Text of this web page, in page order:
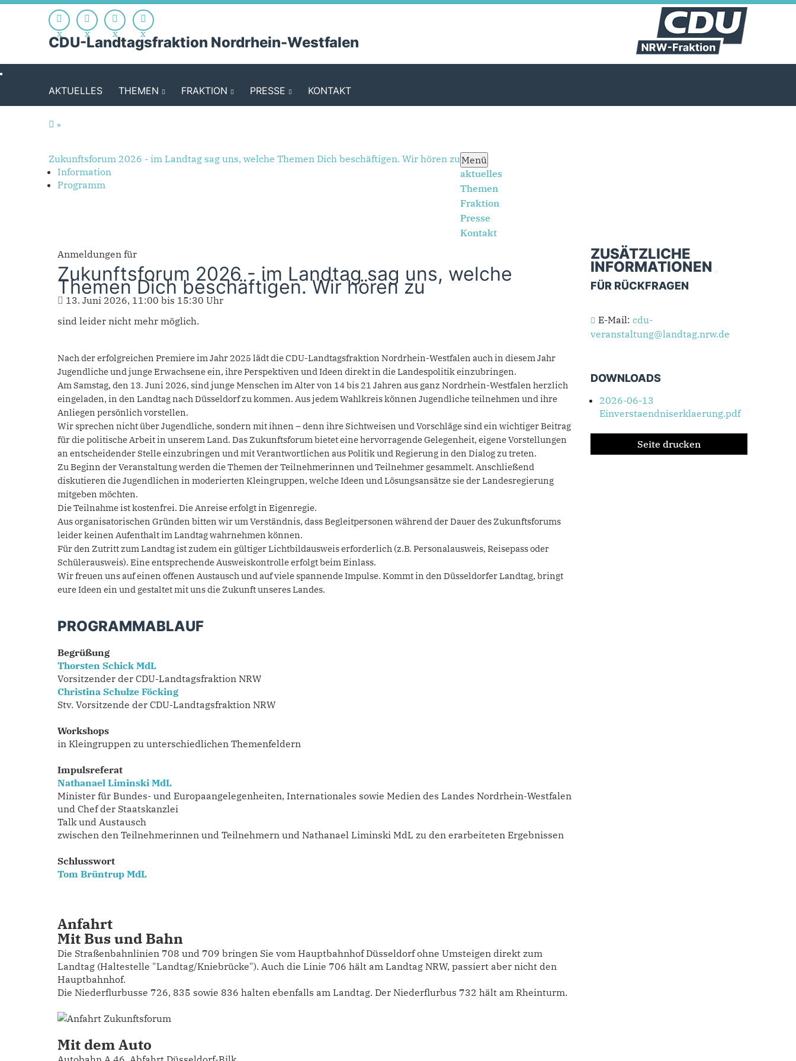
Springe direkt zum Hauptinhalt der SeiteSpringe direkt zur FußzeileSpringe direkt zum Menü
x x x x
CDU-Landtagsfraktion Nordrhein-Westfalen
AKTUELLES THEMEN FRAKTION PRESSE KONTAKT
Menü
aktuelles
Themen
Fraktion
Presse
Kontakt
Zukunftsforum 2026 - im Landtag sag uns, welche
Themen Dich beschäftigen. Wir hören zu
Anmeldungen für
13. Juni 2026, 11:00 bis 15:30 Uhr
sind leider nicht mehr möglich.
Nach der erfolgreichen Premiere im Jahr 2025 lädt die CDU-Landtagsfraktion Nordrhein-Westfalen auch in diesem Jahr
Jugendliche und junge Erwachsene ein, ihre Perspektiven und Ideen direkt in die Landespolitik einzubringen.
Am Samstag, den 13. Juni 2026, sind junge Menschen im Alter von 14 bis 21 Jahren aus ganz Nordrhein-Westfalen herzlich
eingeladen, in den Landtag nach Düsseldorf zu kommen. Aus jedem Wahlkreis können Jugendliche teilnehmen und ihre
Anliegen persönlich vorstellen.
Wir sprechen nicht über Jugendliche, sondern mit ihnen – denn ihre Sichtweisen und Vorschläge sind ein wichtiger Beitrag
für die politische Arbeit in unserem Land. Das Zukunftsforum bietet eine hervorragende Gelegenheit, eigene Vorstellungen
an entscheidender Stelle einzubringen und mit Verantwortlichen aus Politik und Regierung in den Dialog zu treten.
Zu Beginn der Veranstaltung werden die Themen der Teilnehmerinnen und Teilnehmer gesammelt. Anschließend
diskutieren die Jugendlichen in moderierten Kleingruppen, welche Ideen und Lösungsansätze sie der Landesregierung
mitgeben möchten.
Die Teilnahme ist kostenfrei. Die Anreise erfolgt in Eigenregie.
Aus organisatorischen Gründen bitten wir um Verständnis, dass Begleitpersonen während der Dauer des Zukunftsforums
leider keinen Aufenthalt im Landtag wahrnehmen können.
Für den Zutritt zum Landtag ist zudem ein gültiger Lichtbildausweis erforderlich (z.B. Personalausweis, Reisepass oder
Schülerausweis). Eine entsprechende Ausweiskontrolle erfolgt beim Einlass.
Wir freuen uns auf einen offenen Austausch und auf viele spannende Impulse. Kommt in den Düsseldorfer Landtag, bringt
eure Ideen ein und gestaltet mit uns die Zukunft unseres Landes.
PROGRAMMABLAUF
Begrüßung
Thorsten Schick MdL
Vorsitzender der CDU-Landtagsfraktion NRW
Christina Schulze Föcking
Stv. Vorsitzende der CDU-Landtagsfraktion NRW
Workshops
in Kleingruppen zu unterschiedlichen Themenfeldern
Impulsreferat
Nathanael Liminski MdL
Minister für Bundes- und Europaangelegenheiten, Internationales sowie Medien des Landes Nordrhein-Westfalen
und Chef der Staatskanzlei
Talk und Austausch
zwischen den Teilnehmerinnen und Teilnehmern und Nathanael Liminski MdL zu den erarbeiteten Ergebnissen
Schlusswort
Tom Brüntrup MdL
Anfahrt
Mit Bus und Bahn
Die Straßenbahnlinien 708 und 709 bringen Sie vom Hauptbahnhof Düsseldorf ohne Umsteigen direkt zum
Landtag (Haltestelle "Landtag/Kniebrücke"). Auch die Linie 706 hält am Landtag NRW, passiert aber nicht den
Hauptbahnhof.
Die Niederflurbusse 726, 835 sowie 836 halten ebenfalls am Landtag. Der Niederflurbus 732 hält am Rheinturm.
Mit dem Auto
ZUSÄTZLICHE
INFORMATIONEN
FÜR RÜCKFRAGEN
E-Mail: cdu-
veranstaltung@landtag.nrw.de
DOWNLOADS
2026-06-13
Einverstaendniserklaerung.pdf
Seite drucken
Zukunftsforum 2026 - im Landtag sag uns, welche Themen Dich beschäftigen. Wir hören zu
Information
Programm